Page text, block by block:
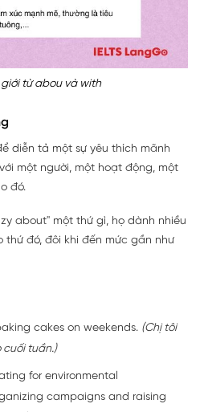
giới từ abou và with
diễn tả một sự yêu thích mãnh
một người, một hoạt động, một
đó.
about" một thứ gì, họ dành nhiều
đó, đôi khi đến mức gần như
cakes on weekends. (Chị tôi
cuối tuần.)
for environmental
campaigns and raising